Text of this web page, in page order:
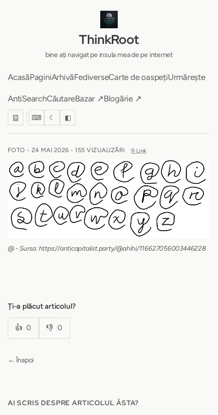
ThinkRoot
bine ați navigat pe insula mea de pe internet
AcasăPaginiArhivăFediverseCarte de oaspețiUrmărește
AntiSearchCăutareBazar ↗Blogărie ↗
⚄ ⌨ ☾ ◧
FOTO - 24 MAI 2026 - 155 VIZUALIZĂRI ⎘ Link
@ - Sursa: https://anticapitalist.party/@ahihi/116627056003446228
Ți-a plăcut articolul?
👍 0 👎 0
← Înapoi
AI SCRIS DESPRE ARTICOLUL ĂSTA?